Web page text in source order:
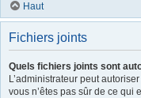
Haut
Fichiers joints
Quels fichiers joints sont
L’administrateur peut
vous n’êtes pas sûr de ce qui